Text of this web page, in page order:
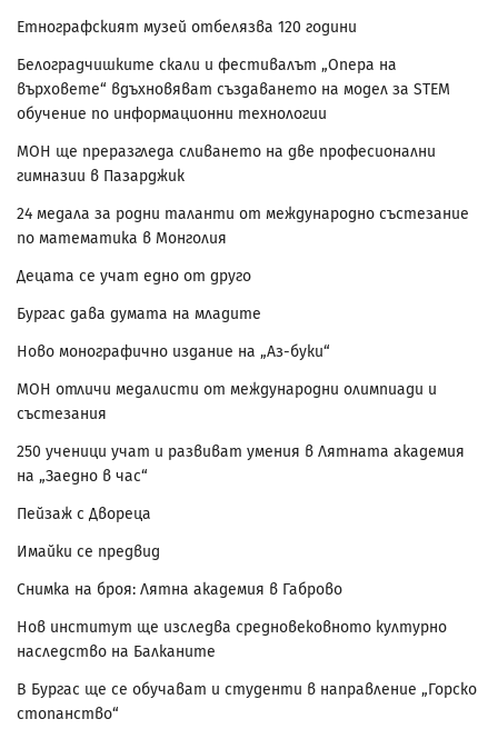
Етнографският музей отбелязва 120 години
Белоградчишките скали и фестивалът „Опера на
върховете“ вдъхновяват създаването на модел за STEM
обучение по информационни технологии
МОН ще преразгледа сливането на две професионални
гимназии в Пазарджик
24 медала за родни таланти от международно състезание
по математика в Монголия
Децата се учат едно от друго
Бургас дава думата на младите
Ново монографично издание на „Аз-буки“
МОН отличи медалисти от международни олимпиади и
състезания
250 ученици учат и развиват умения в Лятната академия
на „Заедно в час“
Пейзаж с Двореца
Имайки се предвид
Снимка на броя: Лятна академия в Габрово
Нов институт ще изследва средновековното културно
наследство на Балканите
В Бургас ще се обучават и студенти в направление „Горско
стопанство“